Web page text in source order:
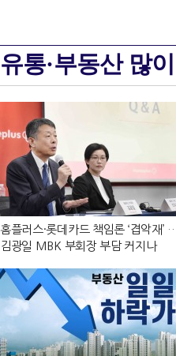
유통·부동산 많
홈플러스·롯데카드 책임론 ‘겹악재’
김광일 MBK 부회장 부담 커지나